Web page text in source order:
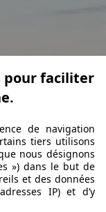
pour faciliter
de navigation
tiers utilisons
nous désignons
») dans le but de
et des données
IP) et d’y